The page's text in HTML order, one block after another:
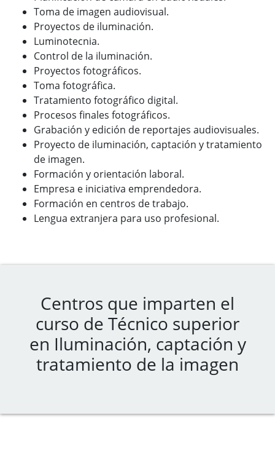
Toma de imagen audiovisual.
Proyectos de iluminación.
Luminotecnia.
Control de la iluminación.
Proyectos fotográficos.
Toma fotográfica.
Tratamiento fotográfico digital.
Procesos finales fotográficos.
Grabación y edición de reportajes audiovisuales.
Proyecto de iluminación, captación y tratamiento
de imagen.
Formación y orientación laboral.
Empresa e iniciativa emprendedora.
Formación en centros de trabajo.
Lengua extranjera para uso profesional.
Centros que imparten el
curso de Técnico superior
en Iluminación, captación y
tratamiento de la imagen